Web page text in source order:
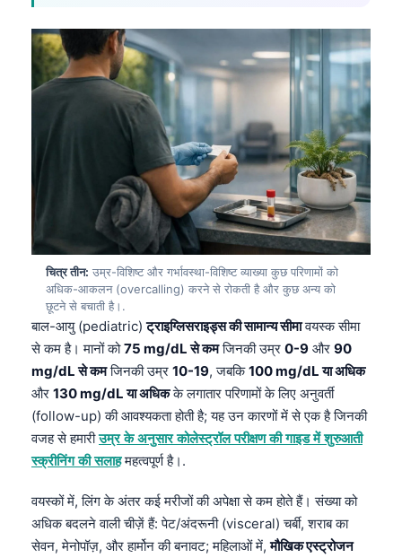
चित्र तीन: उम्र-विशिष्ट और गर्भावस्था-विशिष्ट व्याख्या कुछ परिणामों को
अधिक-आकलन (overcalling) करने से रोकती है और कुछ अन्य को
छूटने से बचाती है।.
बाल-आयु (pediatric)ट्राइग्लिसराइड्स की सामान्य सीमावयस्क सीमा
से कम है। मानों को75 mg/dL से कमजिनकी उम्र 0-9 और 90
mg/dL से कमजिनकी उम्र 10-19, जबकि100 mg/dL या अधिक
और 130 mg/dL या अधिकके लगातार परिणामों के लिए अनुवर्ती
(follow-up) की आवश्यकता होती है; यह उन कारणों में से एक है जिनकी
वजह से हमारीउम्र के अनुसार कोलेस्ट्रॉल परीक्षण की गाइड में शुरुआती
स्क्रीनिंग की सलाहमहत्वपूर्ण है।.
वयस्कों में, लिंग के अंतर कई मरीजों की अपेक्षा से कम होते हैं। संख्या को
अधिक बदलने वाली चीज़ें हैं: पेट/अंदरूनी (visceral) चर्बी, शराब का
सेवन, मेनोपॉज़, और हार्मोन की बनावट; महिलाओं में,मौखिक एस्ट्रोजन